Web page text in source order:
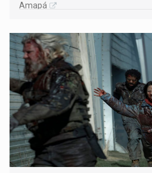
Amapá